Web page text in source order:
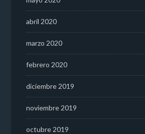
abril 2020
marzo 2020
febrero 2020
diciembre 2019
noviembre 2019
octubre 2019